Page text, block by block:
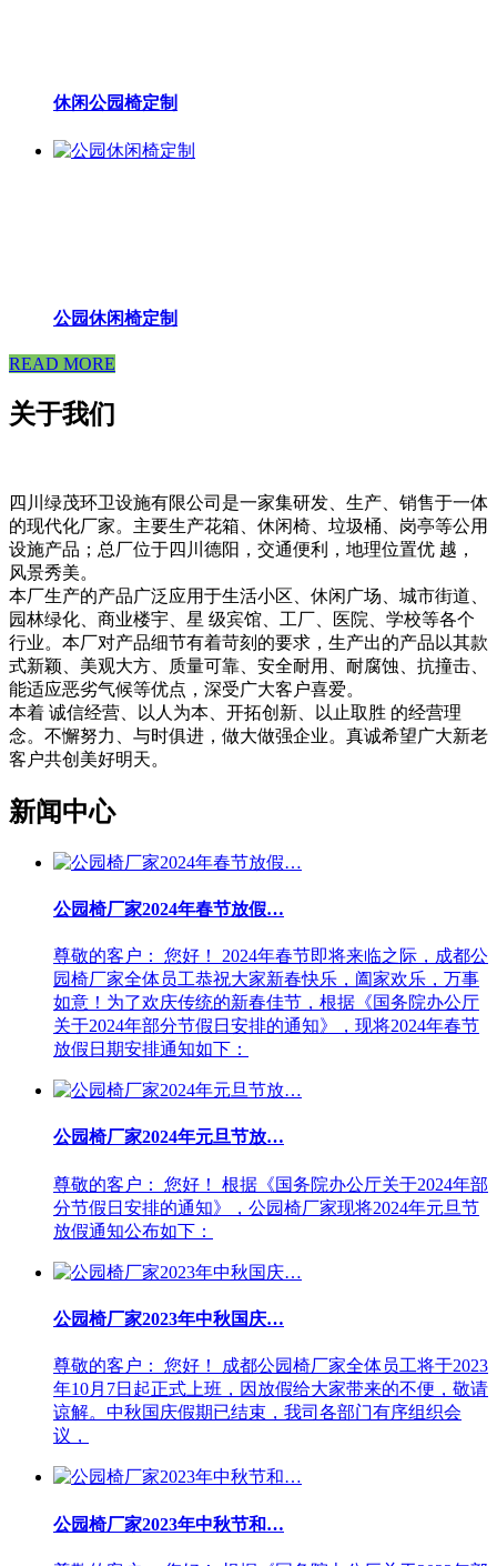
休闲公园椅定制
公园休闲椅定制
READ MORE
关于我们
四川绿茂环卫设施有限公司是一家集研发、生产、销售于一体
的现代化厂家。主要生产花箱、休闲椅、垃圾桶、岗亭等公用
设施产品；总厂位于四川德阳，交通便利，地理位置优 越，
风景秀美。
本厂生产的产品广泛应用于生活小区、休闲广场、城市街道、
园林绿化、商业楼宇、星 级宾馆、工厂、医院、学校等各个
行业。本厂对产品细节有着苛刻的要求，生产出的产品以其款
式新颖、美观大方、质量可靠、安全耐用、耐腐蚀、抗撞击、
能适应恶劣气候等优点，深受广大客户喜爱。
本着 诚信经营、以人为本、开拓创新、以止取胜 的经营理
念。不懈努力、与时俱进，做大做强企业。真诚希望广大新老
客户共创美好明天。
新闻中心
公园椅厂家2024年春节放假…
尊敬的客户： 您好！ 2024年春节即将来临之际，成都公
园椅厂家全体员工恭祝大家新春快乐，阖家欢乐，万事
如意！为了欢庆传统的新春佳节，根据《国务院办公厅
关于2024年部分节假日安排的通知》，现将2024年春节
放假日期安排通知如下：
公园椅厂家2024年元旦节放…
尊敬的客户： 您好！ 根据《国务院办公厅关于2024年部
分节假日安排的通知》，公园椅厂家现将2024年元旦节
放假通知公布如下：
公园椅厂家2023年中秋国庆…
尊敬的客户： 您好！ 成都公园椅厂家全体员工将于2023
年10月7日起正式上班，因放假给大家带来的不便，敬请
谅解。中秋国庆假期已结束，我司各部门有序组织会
议，
公园椅厂家2023年中秋节和…